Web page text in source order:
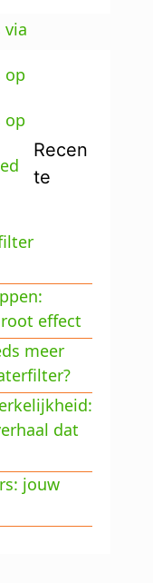
Recen
te
effect
meer
dat
jouw